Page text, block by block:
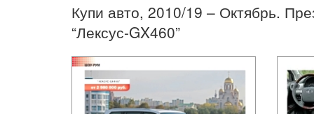
Купи авто, 2010/19 – Октябрь.
“Лексус-GX460”